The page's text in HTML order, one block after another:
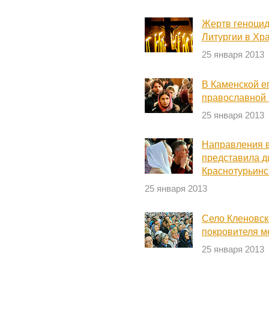
Жертв
Литургии в
25 января 2013
В Каменской
25 января 2013
Направления
представила
25 января 2013
Село
покровителя
25 января 2013